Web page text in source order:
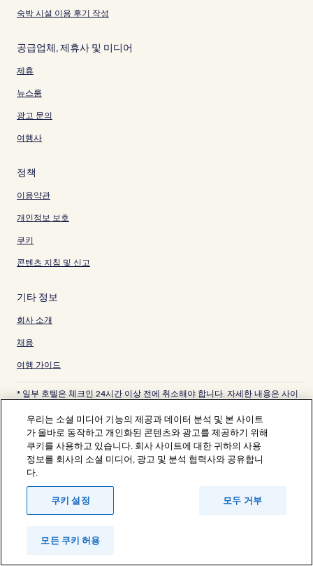
숙박 시설 이용 후기 작성
공급업체, 제휴사 및 미디어
제휴
뉴스룸
광고 문의
여행사
정책
이용약관
개인정보 보호
쿠키
콘텐츠 지침 및 신고
기타 정보
회사 소개
채용
여행 가이드
* 일부 호텔은 체크인 24시간 이상 전에 취소해야 합니다. 자세한 내용은 사이
© 2026 Hotels.com, Expedia Group 계열사. All rights reserved.
Hotels.com 및 Hotels.com 로고는 미국 및/또는 다른 국가에서 Hotels.com,
LP의 상표 또는 등록 상표입니다. 기타 모든 상표는 해당 소유권자의 자산입니
분쟁 해결: 전화: 82-3480-0145, 이메일: CS@koreasupport.hotels.com
트래블파트너익스체인지코리아 주식회사. 사업자등록번호: 821-88-01025
익스피디아트래블코리아 주식회사, 서울특별시 종로구 종로5길 7(청진동). 사
업자등록번호: 724-86-00245.
관광사업자등록번호: 제2016-000008호, 통신판매업신고번호: 2015-서울종
로-1091, 대표이사: 정경륜
우리는 소셜 미디어 기능의 제공과 데이터 분석 및 본 사이트
가 올바로 동작하고 개인화된 콘텐츠와 광고를 제공하기 위해
쿠키를 사용하고 있습니다. 회사 사이트에 대한 귀하의 사용
정보를 회사의 소셜 미디어, 광고 및 분석 협력사와 공유합니
다.
쿠키 설정 모두 거부
모든 쿠키 허용